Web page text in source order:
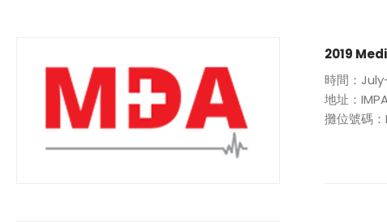
2019
時間：
地址：
攤位號碼